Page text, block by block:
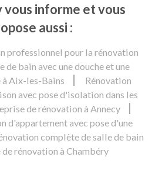
vous informe et vous
aussi :
professionnel pour la rénovation
de bain avec une douche et une
Aix-les-Bains
Rénovation
avec pose d'isolation dans les
de rénovation à Annecy
d'appartement avec pose d'une
complète de salle de bain
rénovation à Chambéry